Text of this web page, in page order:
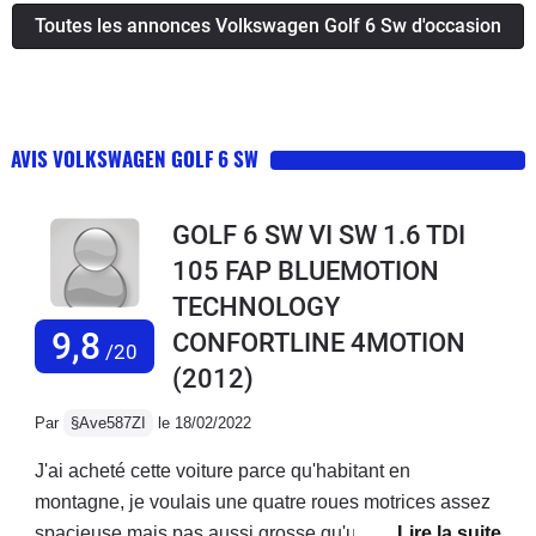
Toutes les annonces Volkswagen Golf 6 Sw d'occasion
AVIS VOLKSWAGEN GOLF 6 SW
9,8 /20
GOLF 6 SW VI SW 1.6 TDI
105 FAP BLUEMOTION
TECHNOLOGY
CONFORTLINE 4MOTION
(2012)
Par §Ave587ZI le 18/02/2022
J'ai acheté cette voiture parce qu'habitant en
montagne, je voulais une quatre roues motrices assez